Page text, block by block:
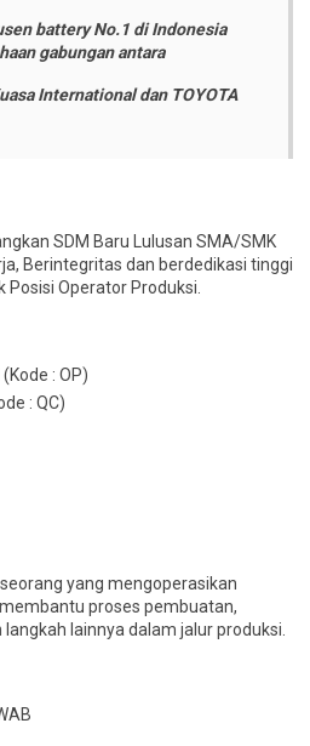
battery No.1 di Indonesia
gabungan antara
International dan TOYOTA
SDM Baru Lulusan SMA/SMK
Berintegritas dan berdedikasi tinggi
Operator Produksi.
(Kode : OP)
: QC)
yang mengoperasikan
proses pembuatan,
lainnya dalam jalur produksi.